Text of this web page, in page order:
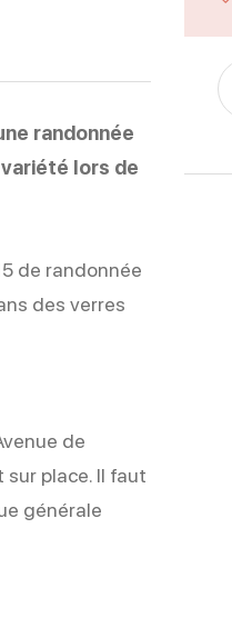
randonnée
lors de
de randonnée
des verres
de
place. Il faut
générale